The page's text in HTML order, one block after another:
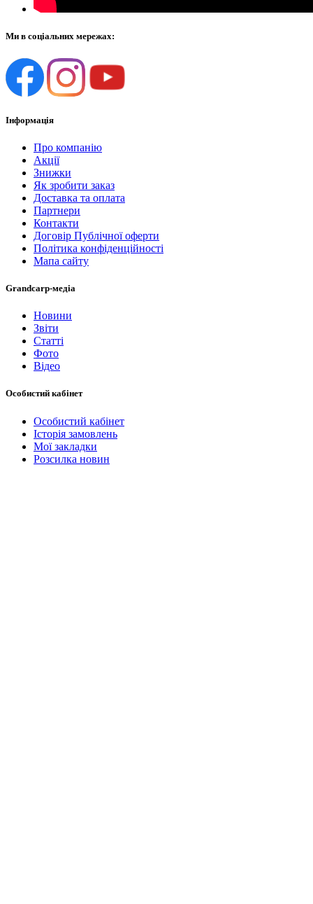
Ми в соціальних мережах:
Інформація
Про компанію
Акції
Знижки
Як зробити заказ
Доставка та оплата
Партнери
Контакти
Договір Публічної оферти
Політика конфіденційності
Мапа сайту
Grandcarp-медіа
Новини
Звіти
Статті
Фото
Відео
Особистий кабінет
Особистий кабінет
Історія замовлень
Мої закладки
Розсилка новин